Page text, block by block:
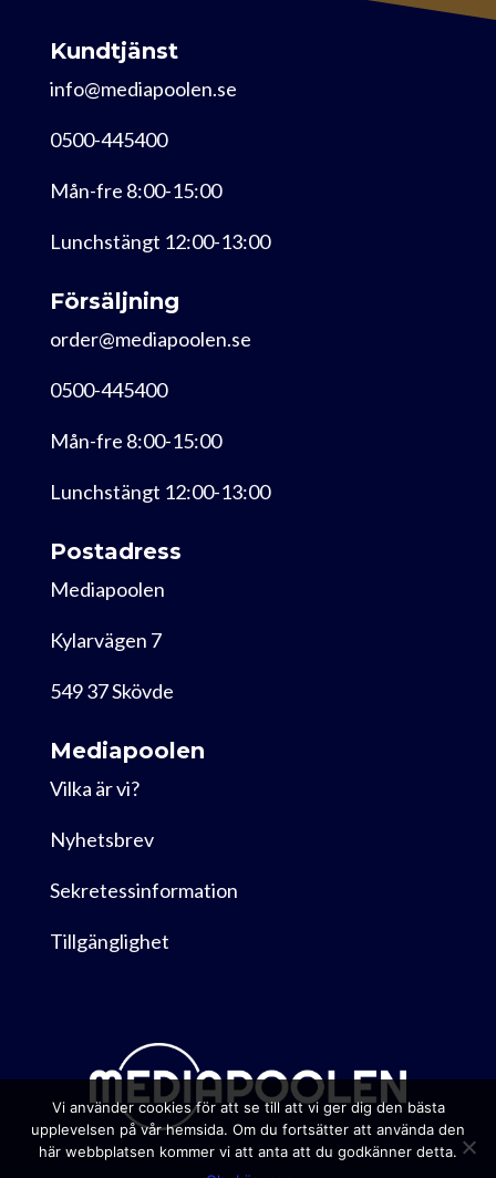
Kundtjänst
info@mediapoolen.se
0500-445400
Mån-fre 8:00-15:00
Lunchstängt 12:00-13:00
Försäljning
order@mediapoolen.se
0500-445400
Mån-fre 8:00-15:00
Lunchstängt 12:00-13:00
Postadress
Mediapoolen
Kylarvägen 7
549 37 Skövde
Mediapoolen
Vilka är vi?
Nyhetsbrev
Sekretessinformation
Tillgänglighet
Vi använder cookies för att se till att vi ger dig den bästa
upplevelsen på vår hemsida. Om du fortsätter att använda den
här webbplatsen kommer vi att anta att du godkänner detta.